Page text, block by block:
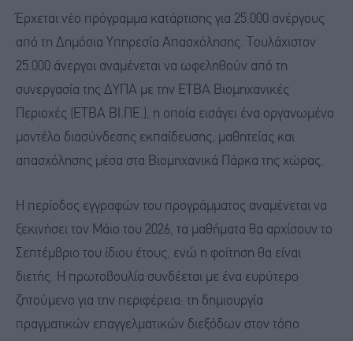
Έρχεται νέο πρόγραμμα κατάρτισης για 25.000 ανέργους
από τη Δημόσια Υπηρεσία Απασχόλησης. Τουλάχιστον
25.000 άνεργοι αναμένεται να ωφεληθούν από τη
συνεργασία της ΔΥΠΑ με την ΕΤΒΑ Βιομηχανικές
Περιοχές (ΕΤΒΑ ΒΙ.ΠΕ.), η οποία εισάγει ένα οργανωμένο
μοντέλο διασύνδεσης εκπαίδευσης, μαθητείας και
απασχόλησης μέσα στα Βιομηχανικά Πάρκα της χώρας.
Η περίοδος εγγραφών του προγράμματος αναμένεται να
ξεκινήσει τον Μάιο του 2026, τα μαθήματα θα αρχίσουν το
Σεπτέμβριο του ίδιου έτους, ενώ η φοίτηση θα είναι
διετής. Η πρωτοβουλία συνδέεται με ένα ευρύτερο
ζητούμενο για την περιφέρεια: τη δημιουργία
πραγματικών επαγγελματικών διεξόδων στον τόπο